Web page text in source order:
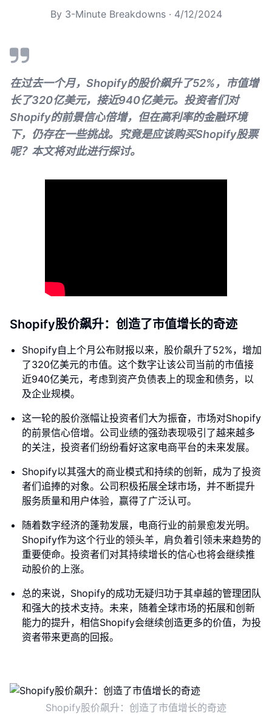
By 3-Minute Breakdowns· 4/12/2024
在过去一个月，Shopify的股价飙升了52%，市值增
长了320亿美元，接近940亿美元。投资者们对
Shopify的前景信心倍增，但在高利率的金融环境
下，仍存在一些挑战。究竟是应该购买Shopify股票
呢？本文将对此进行探讨。
Shopify股价飙升：创造了市值增长的奇迹
Shopify自上个月公布财报以来，股价飙升了52%，增加
了320亿美元的市值。这个数字让该公司当前的市值接
近940亿美元，考虑到资产负债表上的现金和债务，以
及企业规模。
这一轮的股价涨幅让投资者们大为振奋，市场对Shopify
的前景信心倍增。公司业绩的强劲表现吸引了越来越多
的关注，投资者们纷纷看好这家电商平台的未来发展。
Shopify以其强大的商业模式和持续的创新，成为了投资
者们追捧的对象。公司积极拓展全球市场，并不断提升
服务质量和用户体验，赢得了广泛认可。
随着数字经济的蓬勃发展，电商行业的前景愈发光明。
Shopify作为这个行业的领头羊，肩负着引领未来趋势的
重要使命。投资者们对其持续增长的信心也将会继续推
动股价的上涨。
总的来说，Shopify的成功无疑归功于其卓越的管理团队
和强大的技术支持。未来，随着全球市场的拓展和创新
能力的提升，相信Shopify会继续创造更多的价值，为投
资者带来更高的回报。
Shopify股价飙升：创造了市值增长的奇迹